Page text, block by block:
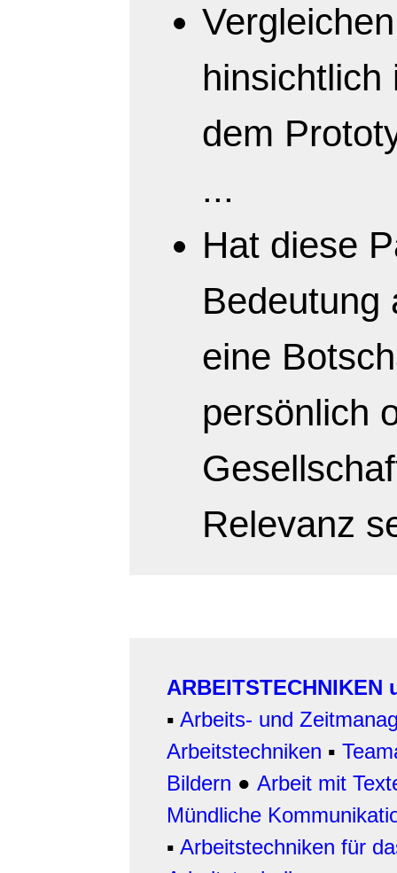
hinsichtlich
dem
...
Hat diese
Bedeutung
eine
persönlich
Relevanz
ARBEITSTECHNIKEN
▪ Arbeits- und
Arbeitstechniken ▪
Bildern ● Arbeit mit
Mündliche
▪ Arbeitstechniken für